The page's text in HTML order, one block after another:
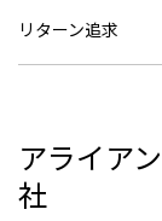
リターン追求
アライア
社